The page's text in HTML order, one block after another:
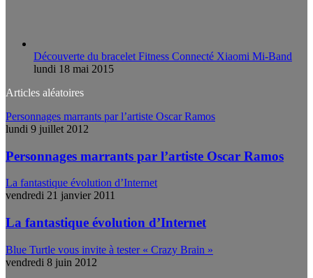
Découverte du bracelet Fitness Connecté Xiaomi Mi-Band
lundi 18 mai 2015
Articles aléatoires
Personnages marrants par l’artiste Oscar Ramos
lundi 9 juillet 2012
Personnages marrants par l’artiste Oscar Ramos
La fantastique évolution d’Internet
vendredi 21 janvier 2011
La fantastique évolution d’Internet
Blue Turtle vous invite à tester « Crazy Brain »
vendredi 8 juin 2012